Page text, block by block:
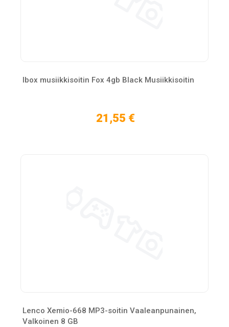
Ibox musiikkisoitin Fox 4gb Black Musiikkisoitin
21,55 €
Lenco Xemio-668 MP3-soitin Vaaleanpunainen,
Valkoinen 8 GB